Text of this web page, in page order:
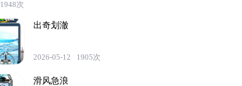
1948次
出奇划澈
2026-05-12 1905次
滑风急浪